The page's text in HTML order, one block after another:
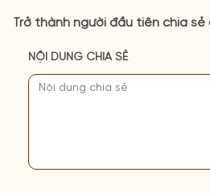
Trở thành người đầu tiên chia
NỘI DUNG CHIA SẺ